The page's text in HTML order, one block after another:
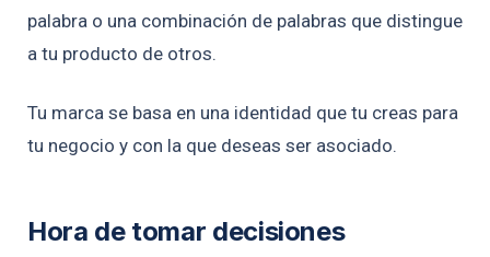
palabra o una combinación de palabras que distingue
a tu producto de otros.
Tu marca se basa en una identidad que tu creas para
tu negocio y con la que deseas ser asociado.
Hora de tomar decisiones